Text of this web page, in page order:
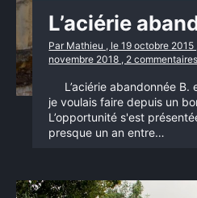
L’aciérie
Par Mathieu , le 19 octobre 2015
novembre 2018 , 2 commentaires
L’aciérie abandonnée
je voulais faire depuis un
L’opportunité s'est
presque un an entre…